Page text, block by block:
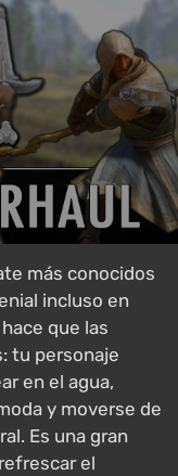
más conocidos
incluso en
que las
tu personaje
en el agua,
y moverse de
Es una gran
el